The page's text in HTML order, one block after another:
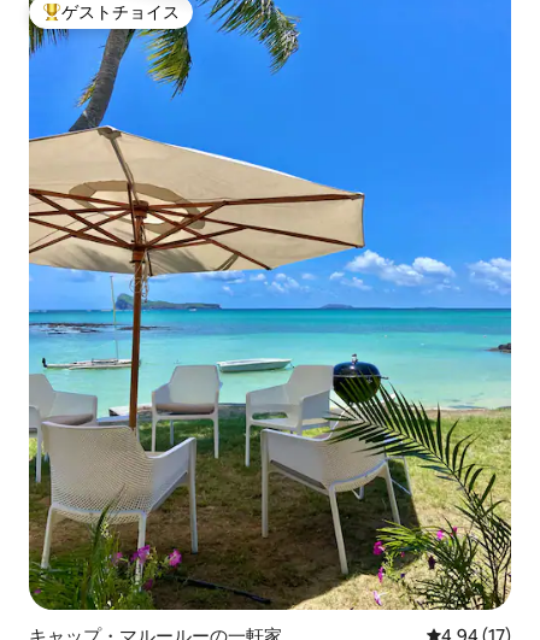
大好評のゲストチョイスです。
ゲストチョイス